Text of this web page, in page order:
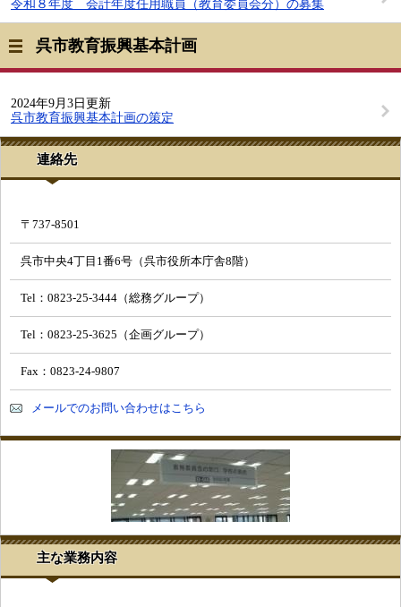
令和８年度 会計年度任用職員（教育委員会分）の募集
呉市教育振興基本計画
2024年9月3日更新
呉市教育振興基本計画の策定
連絡先
〒737-8501
呉市中央4丁目1番6号（呉市役所本庁舎8階）
Tel：0823-25-3444（総務グループ）
Tel：0823-25-3625（企画グループ）
Fax：0823-24-9807
メールでのお問い合わせはこちら
主な業務内容